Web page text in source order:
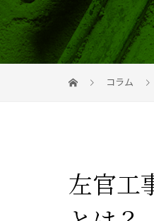
コラム
左官工